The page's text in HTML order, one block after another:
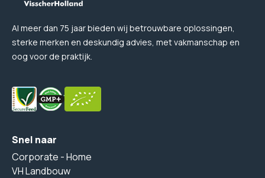
Al meer dan 75 jaar bieden wij betrouwbare oplossingen,
sterke merken en deskundig advies, met vakmanschap en
oog voor de praktijk.
Snel naar
Corporate - Home
VH Landbouw